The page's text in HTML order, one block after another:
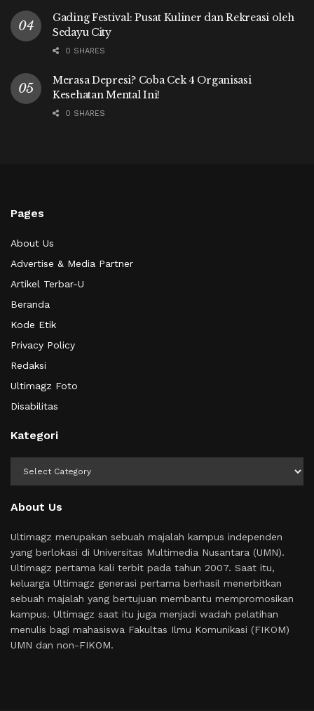
Gading Festival: Pusat Kuliner dan Rekreasi oleh
Sedayu City
0 SHARES
Merasa Depresi? Coba Cek 4 Organisasi
Kesehatan Mental Ini!
0 SHARES
Pages
About Us
Advertise & Media Partner
Artikel Terbar-U
Beranda
Kode Etik
Privacy Policy
Redaksi
Ultimagz Foto
Disabilitas
Kategori
About Us
Ultimagz merupakan sebuah majalah kampus independen
yang berlokasi di Universitas Multimedia Nusantara (UMN).
Ultimagz pertama kali terbit pada tahun 2007. Saat itu,
keluarga Ultimagz generasi pertama berhasil menerbitkan
sebuah majalah yang bertujuan membantu mempromosikan
kampus. Ultimagz saat itu juga menjadi wadah pelatihan
menulis bagi mahasiswa Fakultas Ilmu Komunikasi (FIKOM)
UMN dan non-FIKOM.